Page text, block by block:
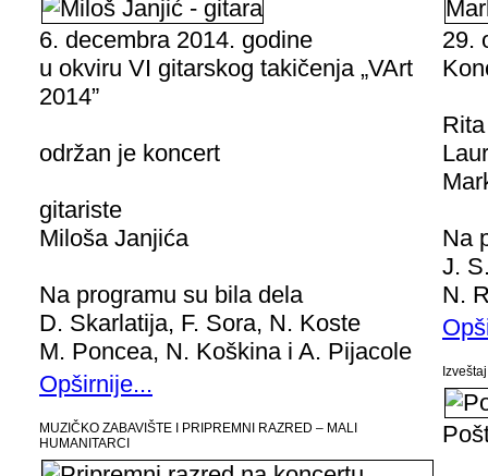
6. decembra 2014. godine
u okviru VI gitarskog takičenja „VArt
2014”
održan je koncert
gitariste
Miloša Janjića
Na programu su bila dela
D. Skarlatija, F. Sora, N. Koste
M. Poncea, N. Koškina i A. Pijacole
Opširnije...
MUZIČKO ZABAVIŠTE I PRIPREMNI RAZRED – MALI
HUMANITARCI
29.
Na
J.
N.